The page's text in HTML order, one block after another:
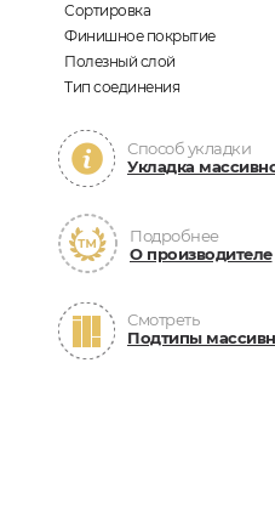
Сортировка
Финишное покрытие
Полезный слой
Тип соединения
Способ укладки
Укладка
Подробнее
О производителе
Смотреть
Подтипы